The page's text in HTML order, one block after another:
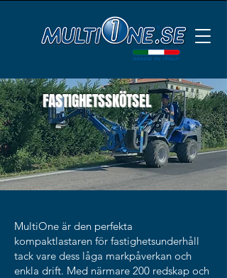
FASTIGHETSSKÖTSEL
MultiOne är den perfekta
kompaktlastaren för fastighetsunderhåll
tack vare dess låga markpåverkan och
enkla drift. Med närmare 200 redskap och